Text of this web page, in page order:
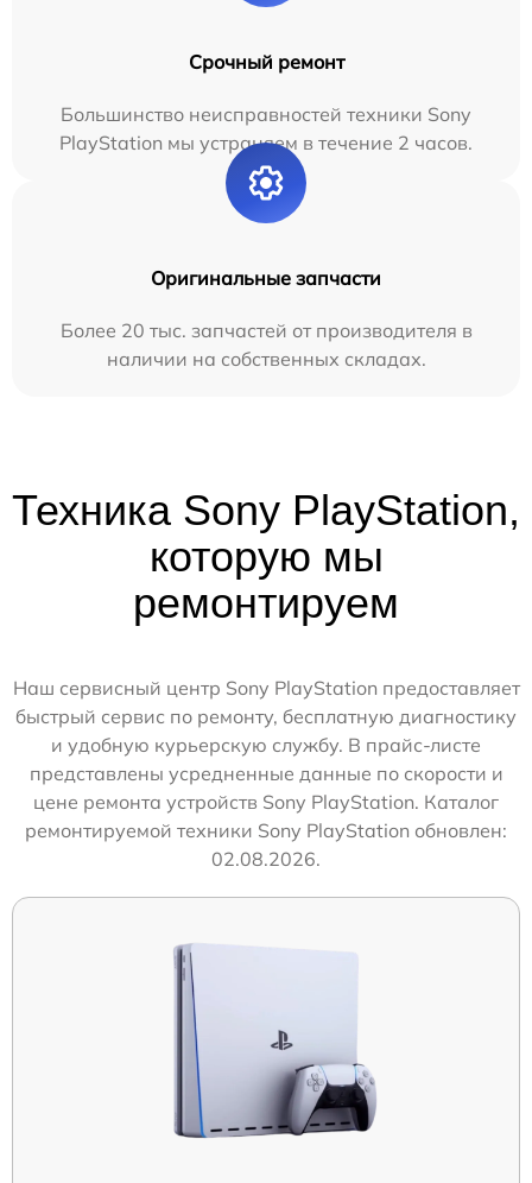
Срочный ремонт
Большинство неисправностей техники Sony
PlayStation мы устраняем в течение 2 часов.
Оригинальные запчасти
Более 20 тыс. запчастей от производителя в
наличии на собственных складах.
Техника Sony PlayStation,
которую мы
ремонтируем
Наш сервисный центр Sony PlayStation предоставляет
быстрый сервис по ремонту, бесплатную диагностику
и удобную курьерскую службу. В прайс-листе
представлены усредненные данные по скорости и
цене ремонта устройств Sony PlayStation. Каталог
ремонтируемой техники Sony PlayStation обновлен:
02.08.2026.